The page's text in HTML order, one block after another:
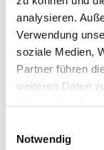
analysieren.
Verwendung
soziale Medien,
Partner führen
weiteren Daten
haben oder die
Notwendig